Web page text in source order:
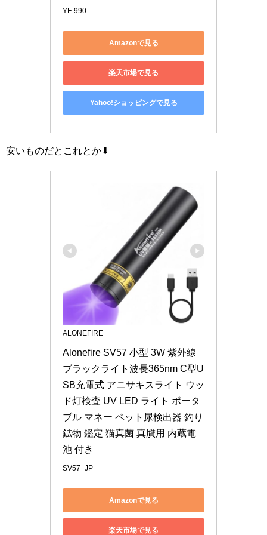
YF-990
Amazonで見る
楽天市場で見る
Yahoo!ショッピングで見る
安いものだとこれとか⬇
ALONEFIRE
Alonefire SV57 小型 3W 紫外線
ブラックライト波長365nm C型U
SB充電式 アニサキスライト ウッ
ド灯検査 UV LED ライト ポータ
ブル マネー ペット尿検出器 釣り
鉱物 鑑定 猫真菌 真贋用 内蔵電
池 付き
SV57_JP
Amazonで見る
楽天市場で見る